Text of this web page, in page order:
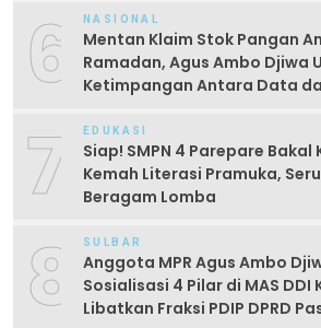
6 NASIONAL
Mentan Klaim Stok Pangan
Ramadan, Agus Ambo Djiwa
Ketimpangan Antara Data
7 EDUKASI
Siap! SMPN 4 Parepare
Kemah Literasi Pramuka,
Beragam Lomba
8 SULBAR
Anggota MPR Agus Ambo
Sosialisasi 4 Pilar di MAS DDI
Libatkan Fraksi PDIP DPRD